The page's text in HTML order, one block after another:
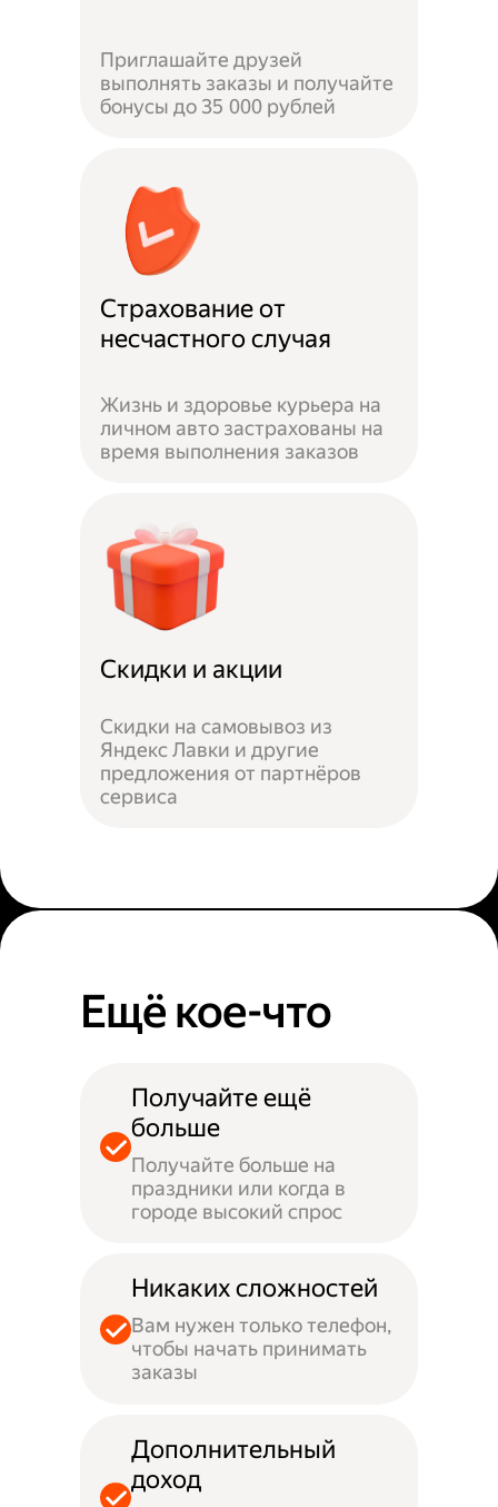
Приглашайте друзей
выполнять заказы и получайте
бонусы до 35 000 рублей
Страхование от
несчастного случая
Жизнь и здоровье курьера на
личном авто застрахованы на
время выполнения заказов
Скидки и акции
Скидки на самовывоз из
Яндекс Лавки и другие
предложения от партнёров
сервиса
Ещё кое-что
Получайте ещё
больше
Получайте больше на
праздники или когда в
городе высокий спрос
Никаких сложностей
Вам нужен только телефон,
чтобы начать принимать
заказы
Дополнительный
доход